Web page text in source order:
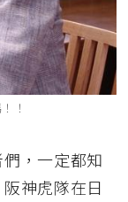
！
，一定都知
神虎隊在日